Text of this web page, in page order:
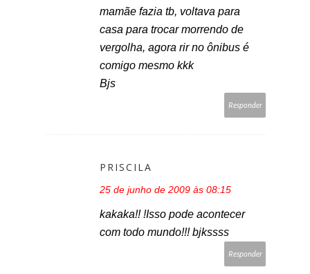
mamãe fazia tb, voltava para
casa para trocar morrendo de
vergolha, agora rir no ônibus é
comigo mesmo kkk
Bjs
Responder
PRISCILA
25 de junho de 2009 às 08:15
kakaka!! !Isso pode acontecer
com todo mundo!!! bjkssss
Responder